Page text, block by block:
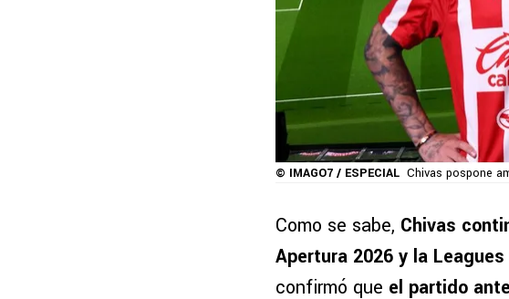
© IMAGO7 / ESPECIAL Chivas pospone
Como se sabe, Chivas
Apertura 2026 y la Leagues
confirmó que el partido